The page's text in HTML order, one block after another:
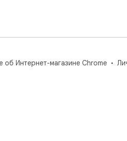
об Интернет-магазине Chrome